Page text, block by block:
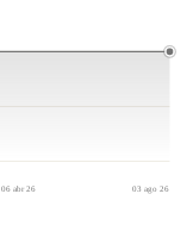
06 abr 26 03 ago 26